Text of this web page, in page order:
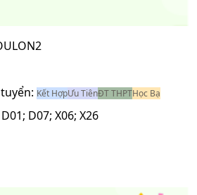
Kết HợpƯu TiênĐT THPTHọc Bạ
D07; X06; X26